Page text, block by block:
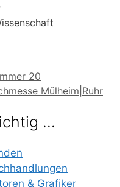
20
Mülheim|Ruhr
…
& Grafiker